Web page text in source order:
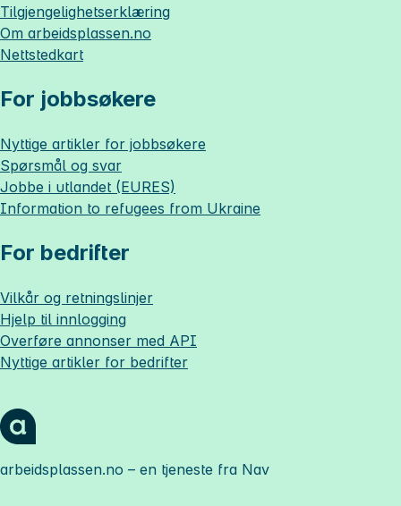
Tilgjengelighetserklæring
Om arbeidsplassen.no
Nettstedkart
For jobbsøkere
Nyttige artikler for jobbsøkere
Spørsmål og svar
Jobbe i utlandet (EURES)
Information to refugees from Ukraine
For bedrifter
Vilkår og retningslinjer
Hjelp til innlogging
Overføre annonser med API
Nyttige artikler for bedrifter
arbeidsplassen.no – en tjeneste fra Nav